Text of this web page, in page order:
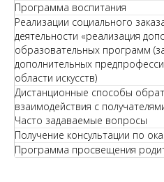
Программа воспитания
Реализации социального
деятельности «реализация
образовательных программ
дополнительных
области искусств)
Дистанционные способы
взаимодействия с
Часто задаваемые вопросы
Получение консультации по
Программа просвещения